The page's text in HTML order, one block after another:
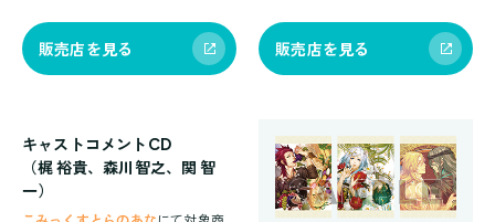
販売店を見る 販売店を見る
キャストコメントCD
（梶 裕貴、森川智之、関 智
一）